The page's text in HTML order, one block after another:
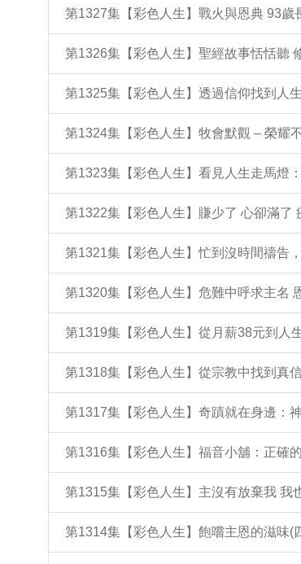
第1327集【彩色人生】戰火與恩典 93
第1326集【彩色人生】聖經故事恬恬聽
第1325集【彩色人生】透過信仰找到人
第1324集【彩色人生】牧會默觀 – 榮耀
第1323集【彩色人生】看見人生走馬燈
第1322集【彩色人生】賺少了 心卻滿了
第1321集【彩色人生】忙到沒時間禱告
第1320集【彩色人生】危難中呼求主名
第1319集【彩色人生】從月薪38元到人
第1318集【彩色人生】從宗教中找到真
第1317集【彩色人生】奇蹟就在身邊：
第1316集【彩色人生】福音小舖：正確
第1315集【彩色人生】主沒有放棄我 我
第1314集【彩色人生】飽嚐主恩的滋味(